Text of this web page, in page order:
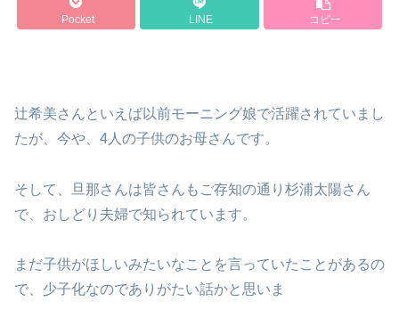
Pocket LINE コピー
辻希美さんといえば以前モーニング娘で活躍されていまし
たが、今や、4人の子供のお母さんです。
そして、旦那さんは皆さんもご存知の通り杉浦太陽さん
で、おしどり夫婦で知られています。
まだ子供がほしいみたいなことを言っていたことがあるの
で、少子化なのでありがたい話かと思いま